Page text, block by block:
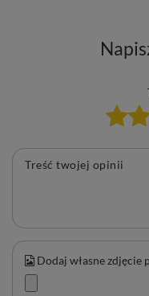
Treść twojej opinii
Dodaj własne zdjęcie